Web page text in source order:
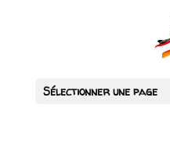
Sélectionner une page